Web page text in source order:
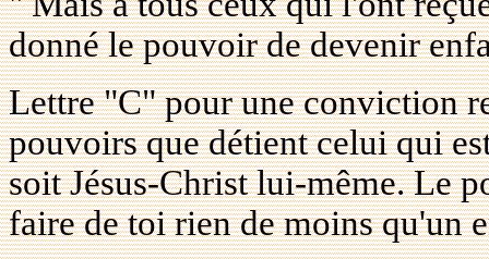
donné le pouvoir de devenir
Lettre "C" pour une conviction
pouvoirs que détient celui qui
soit Jésus-Christ lui-même. Le
faire de toi rien de moins qu'un